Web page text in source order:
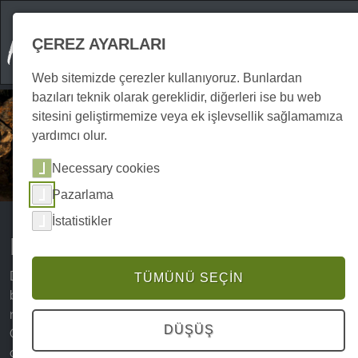
Harz Dağları'ndaki Mağaralar
Dünyanın her yerinde mağaralar özellikle mistik,
büyüleyici ve heyecan verici olarak kabul edilir, bu
nedenle de pek çok seyahatin gözde yerlerindendir.
Özellikle görkemli dağ manzarası ve milli parkın sık
ormanlarıyla bilinen Harz Dağları'nda, yeraltında
ÇEREZ AYARLARI
Web sitemizde çerezler kullanıyoruz. Bunlardan
bazıları teknik olarak gereklidir, diğerleri ise bu web
sitesini geliştirmemize veya ek işlevsellik sağlamamıza
yardımcı olur.
Necessary cookies
Pazarlama
İstatistikler
TÜMÜNÜ SEÇIN
DÜŞÜŞ